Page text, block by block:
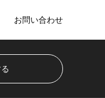
お問い合わせ